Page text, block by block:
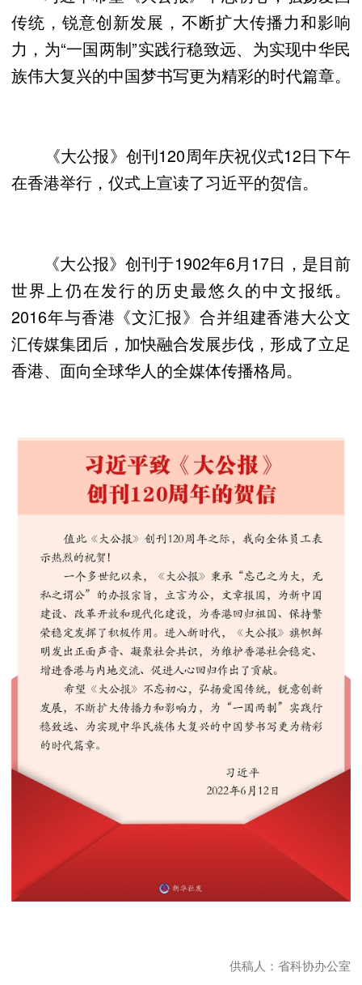
传统，锐意创新发展，不断扩大传播力和影响
力，为“一国两制”实践行稳致远、为实现中华民
族伟大复兴的中国梦书写更为精彩的时代篇章。
《大公报》创刊120周年庆祝仪式12日下午
在香港举行，仪式上宣读了习近平的贺信。
《大公报》创刊于1902年6月17日，是目前
世界上仍在发行的历史最悠久的中文报纸。
2016年与香港《文汇报》合并组建香港大公文
汇传媒集团后，加快融合发展步伐，形成了立足
香港、面向全球华人的全媒体传播格局。
供稿人：省科协办公室